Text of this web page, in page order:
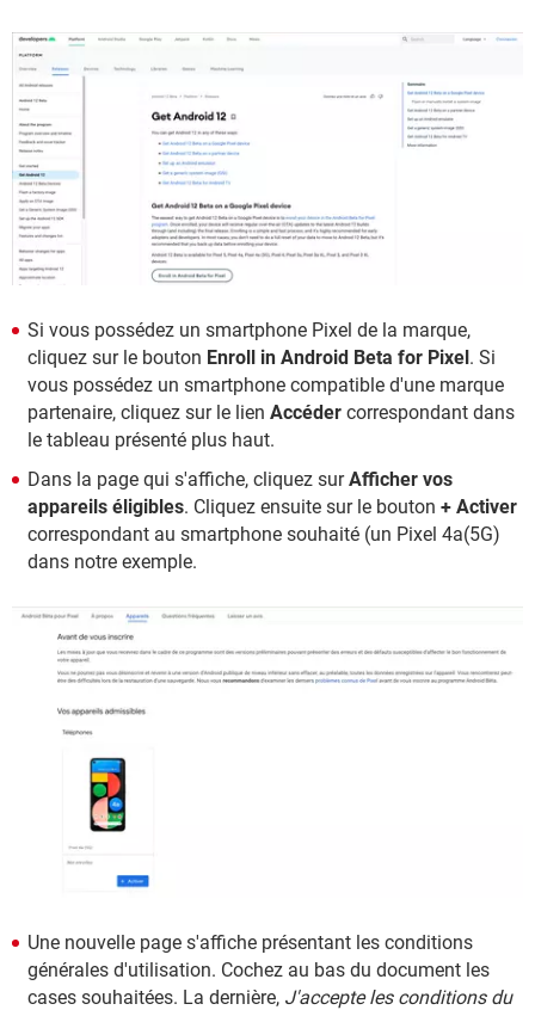
Si vous possédez un smartphone Pixel de la marque,
cliquez sur le bouton Enroll in Android Beta for Pixel. Si
vous possédez un smartphone compatible d'une marque
partenaire, cliquez sur le lien Accéder correspondant dans
le tableau présenté plus haut.
Dans la page qui s'affiche, cliquez surAfficher vos
appareils éligibles. Cliquez ensuite sur le bouton + Activer
correspondant au smartphone souhaité (un Pixel 4a(5G)
dans notre exemple.
Une nouvelle page s'affiche présentant les conditions
générales d'utilisation. Cochez au bas du document les
cases souhaitées. La dernière, J'accepte les conditions du